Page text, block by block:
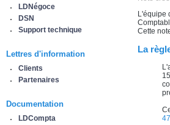
LDNégoce
DSN
Support technique
Lettres d'information
Clients
Partenaires
Documentation
LDCompta
L'équipe
Cette
La